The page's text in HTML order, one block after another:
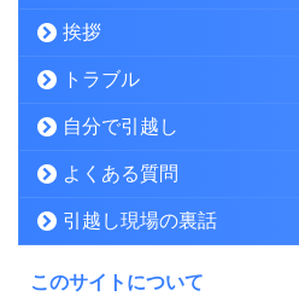
挨拶
トラブル
自分で引越し
よくある質問
引越し現場の裏話
このサイトについて